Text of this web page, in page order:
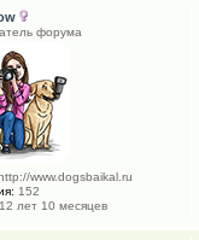
форума
www.dogsbaikal.ru
152
12 лет 10 месяцев